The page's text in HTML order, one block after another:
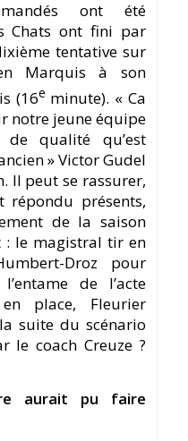
ont été
Chats ont fini par
tentative sur
Marquis à son
(16e minute). « Ca
notre jeune équipe
qualité qu’est
» Victor Gudel
Il peut se rassurer,
répondu présents,
de la saison
: le magistral tir en
Droz pour
de l’acte
place, Fleurier
suite du scénario
le coach Creuze ?
aurait pu faire